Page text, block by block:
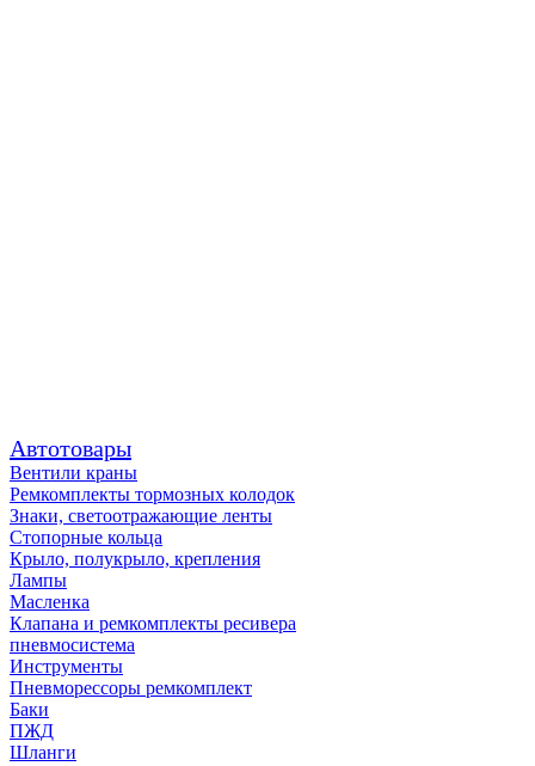
Автотовары
Вентили краны
Ремкомплекты тормозных колодок
Знаки, светоотражающие ленты
Стопорные кольца
Крыло, полукрыло, крепления
Лампы
Масленка
Клапана и ремкомплекты ресивера
пневмосистема
Инструменты
Пневморессоры ремкомплект
Баки
ПЖД
Шланги